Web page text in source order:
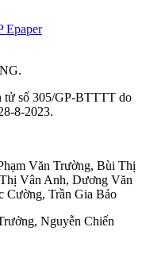
Epaper
tử số 305/GP-BTTTT do
8-2023.
Văn Trường, Bùi Thị
Vân Anh, Dương Văn
Cường, Trần Gia Bảo
, Nguyễn Chiến